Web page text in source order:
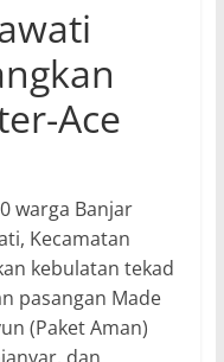
Ace
warga Banjar
Kecamatan
kebulatan tekad
pasangan Made
(Paket Aman)
dan